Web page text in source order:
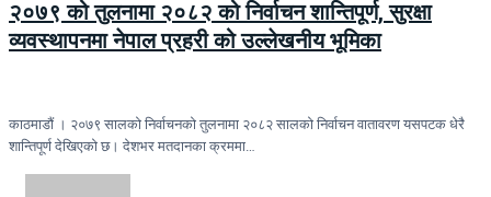
२०७९ को तुलनामा २०८२ को निर्वाचन शान्तिपूर्ण, सुरक्षा
व्यवस्थापनमा नेपाल प्रहरी को उल्लेखनीय भूमिका
काठमाडौं । २०७९ सालको निर्वाचनको तुलनामा २०८२ सालको निर्वाचन वातावरण यसपटक धेरै
शान्तिपूर्ण देखिएको छ। देशभर मतदानका क्रममा…